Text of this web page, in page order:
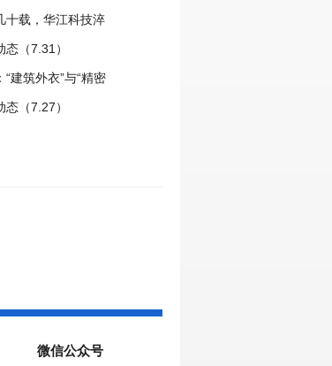
十载，华江科技淬
态（7.31）
“建筑外衣”与“精密
态（7.27）
微信公众号